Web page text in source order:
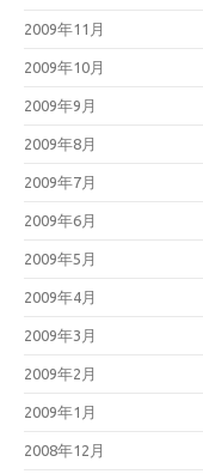
2009年11月
2009年10月
2009年9月
2009年8月
2009年7月
2009年6月
2009年5月
2009年4月
2009年3月
2009年2月
2009年1月
2008年12月